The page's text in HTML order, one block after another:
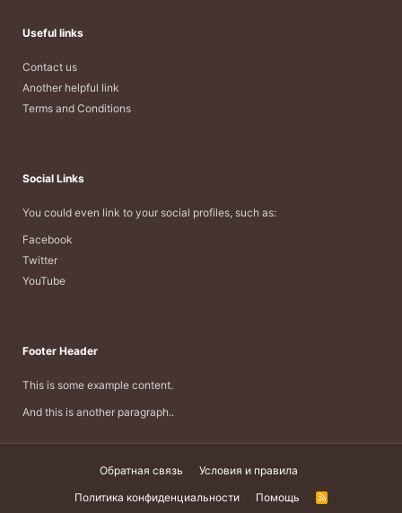
Useful links
Contact us
Another helpful link
Terms and Conditions
Social Links
You could even link to your social profiles, such as:
Facebook
Twitter
YouTube
Footer Header
This is some example content.
And this is another paragraph..
Обратная связь
Условия и правила
Политика конфиденциальности
Помощь
R